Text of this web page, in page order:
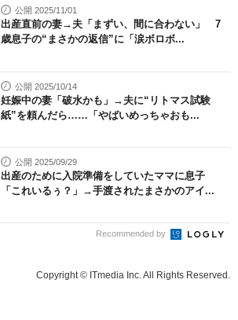
公開 2025/11/01
出産直前の妻→夫「まずい、間に合わない」 7
歳息子の“まさかの返信”に「涙ボロボ...
公開 2025/10/14
妊娠中の妻「破水かも」→夫に“リトマス試験
紙”を頼んだら……「やばいめっちゃおも...
公開 2025/09/29
出産のために入院準備をしていたママに息子
「これいるぅ？」→手渡されたまさかのアイ...
Recommended by
Copyright © ITmedia Inc. All Rights Reserved.